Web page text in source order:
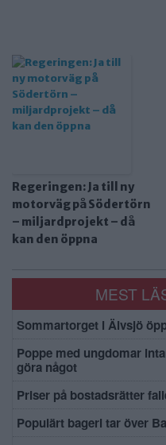
Regeringen: Ja till ny
motorväg på Södertörn
– miljardprojekt – då
kan den öppna
MEST
Sommartorget i Älvsjö
Poppe med ungdomar
göra något
Priser på bostadsrätter
Populärt bageri tar över